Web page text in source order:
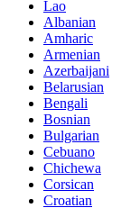
Lao
Albanian
Amharic
Armenian
Azerbaijani
Belarusian
Bengali
Bosnian
Bulgarian
Cebuano
Chichewa
Corsican
Croatian